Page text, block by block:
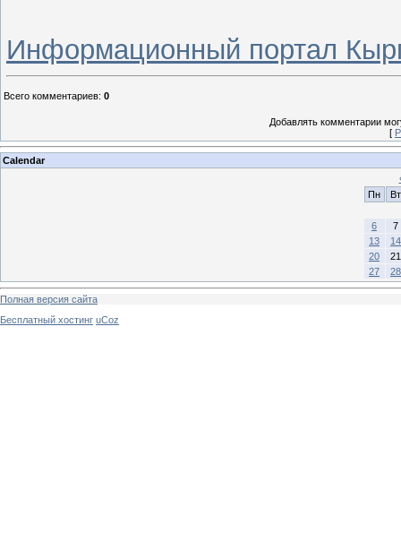
Информационный портал
Всего комментариев: 0
Добавлять комментарии
[
Calendar
Пн
Вт
6
7
13
14
20
21
27
28
Полная версия сайта
Бесплатный хостинг uCoz